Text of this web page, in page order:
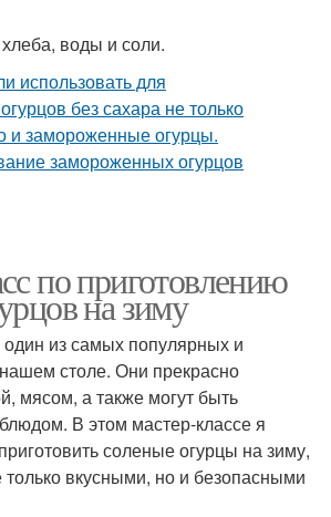
воды и соли.
по приготовлению
на зиму
из самых популярных и
столе. Они прекрасно
мясом, а также могут быть
В этом мастер-классе я
соленые огурцы на зиму,
вкусными, но и безопасными